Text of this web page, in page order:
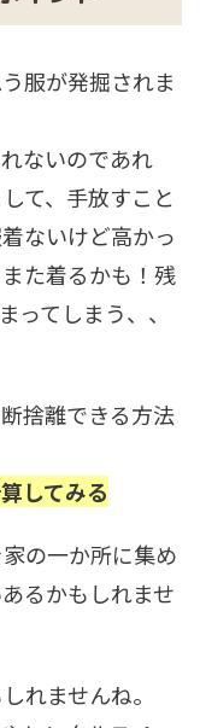
服が発掘されま
ないのであれ
て、手放すこと
ないけど高かっ
た着るかも！残
ってしまう、、
捨離できる方法
してみる
の一か所に集め
るかもしれませ
れませんね。